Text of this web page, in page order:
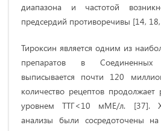
диапазона и частотой
предсердий противоречивы [14,
Тироксин является одним из
препаратов в
выписывается почти 120
количество рецептов
уровнем ТТГ<10 мМЕ/л. [37].
анализы были сосредоточены